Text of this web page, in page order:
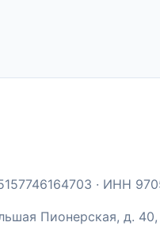
· ИНН
Пионерская, д.